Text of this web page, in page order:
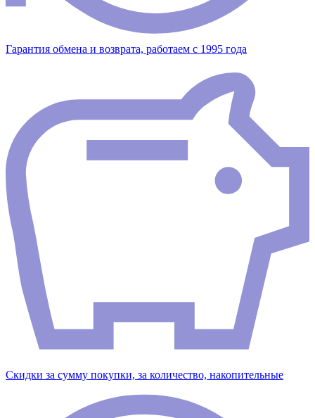
Гарантия обмена и возврата, работаем с 1995 года
Скидки за сумму покупки, за количество, накопительные